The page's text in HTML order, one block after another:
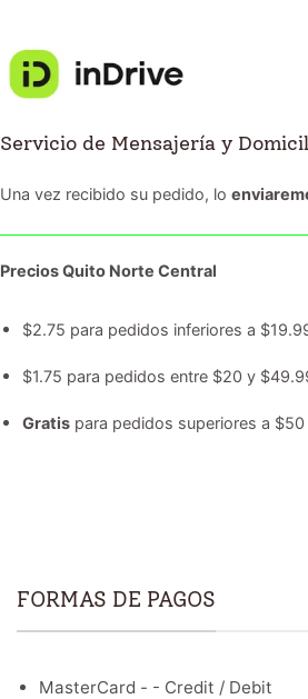
Servicio de Mensajería y
Una vez recibido su pedido, lo
Precios Quito Norte Central
$2.75 para pedidos inferiores a
$1.75 para pedidos entre $20 y
Gratispara pedidos superiores a $50
FORMAS DE PAGOS
MasterCard - - Credit / Debit